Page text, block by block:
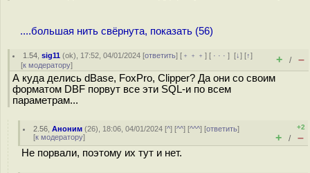
....большая нить свёрнута, показать (56)
1.54 ,sig11 (ok), 17:52, 04/01/2024 [ответить] [ ﹢﹢﹢] [ · · ·][↓] [↑]
[к модератору] + / –
А куда делись dBase, FoxPro, Clipper? Да они со своим
форматом DBF порвут все эти SQL-и по всем
параметрам...
2.56 ,Аноним (26), 18:06, 04/01/2024 [^] [^^] [^^^] [ответить]
[к модератору]
+2
+ / –
Не порвали, поэтому их тут и нет.